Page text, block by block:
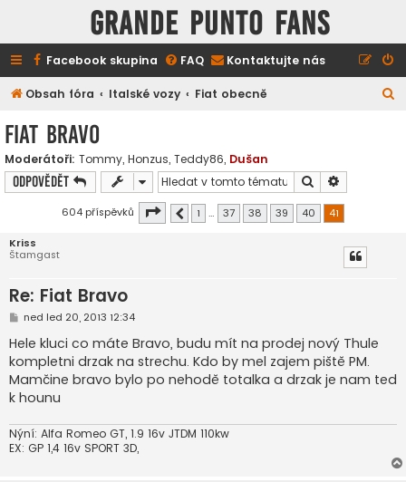
GRANDE PUNTO FANS
Facebook skupina FAQ Kontaktujte nás
Obsah fóra Italské vozy Fiat obecně
Fiat Bravo
Moderátoři: Tommy, Honzus, Teddy86, Dušan
Odpovědět Hledat
604 příspěvků Stránka z41
Předchozí
1 … 37 38 39 40 41
Kriss
Štamgast
Re: Fiat Bravo
P
í
s
p
ě
v
e
ned led 20, 2013 12:34
Hele kluci co máte Bravo, budu mít na prodej nový Thule
kompletni drzak na strechu. Kdo by mel zajem piště PM.
Mamčine bravo bylo po nehodě totalka a drzak je nam ted
k hounu
Nýní: Alfa Romeo GT, 1.9 16v JTDM 110kw
EX: GP 1,4 16v SPORT 3D,